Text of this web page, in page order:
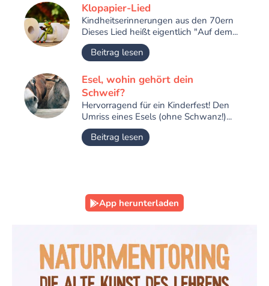
Klopapier-Lied
Kindheitserinnerungen aus den 70ern
Dieses Lied heißt eigentlich "Auf dem...
Beitrag lesen
Esel, wohin gehört dein
Schweif?
Hervorragend für ein Kinderfest! Den
Umriss eines Esels (ohne Schwanz!)...
Beitrag lesen
App herunterladen